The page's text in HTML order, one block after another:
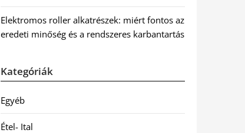
Elektromos roller alkatrészek: miért fontos az
eredeti minőség és a rendszeres karbantartás
Kategóriák
Egyéb
Étel- Ital